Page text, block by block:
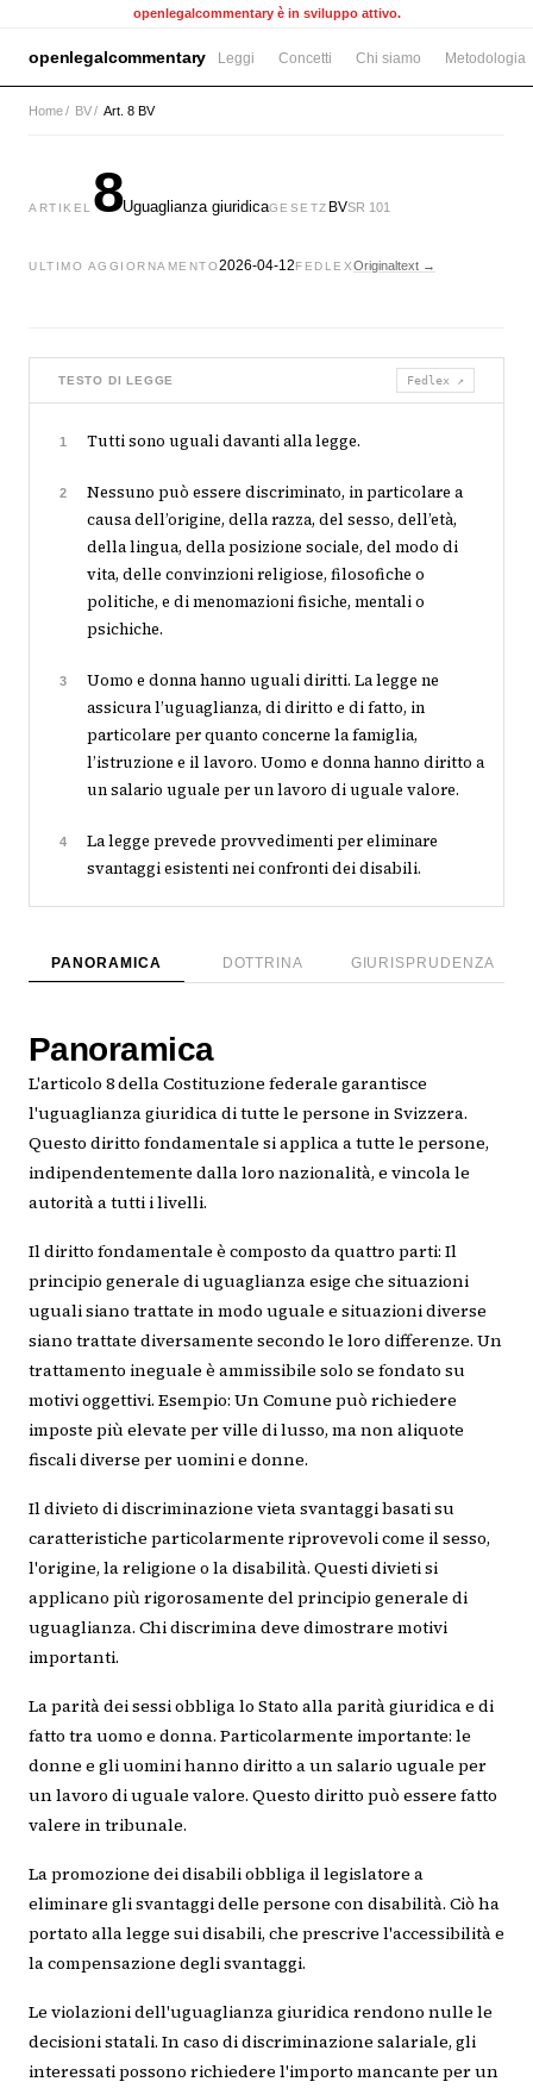
openlegalcommentary è in sviluppo attivo.
openlegalcommentary Leggi Concetti Chi siamo Metodologia
Home/ BV/ Art. 8 BV
ARTIKEL 8Uguaglianza giuridicaGESETZ BVSR 101
ULTIMO AGGIORNAMENTO2026-04-12FEDLEXOriginaltext →
TESTO DI LEGGE Fedlex ↗
1 Tutti sono uguali davanti alla legge.
2
Nessuno può essere discriminato, in particolare a
causa dell’origine, della razza, del sesso, dell’età,
della lingua, della posizione sociale, del modo di
vita, delle convinzioni religiose, filosofiche o
politiche, e di menomazioni fisiche, mentali o
psichiche.
3
Uomo e donna hanno uguali diritti. La legge ne
assicura l’uguaglianza, di diritto e di fatto, in
particolare per quanto concerne la famiglia,
l’istruzione e il lavoro. Uomo e donna hanno diritto a
un salario uguale per un lavoro di uguale valore.
4
La legge prevede provvedimenti per eliminare
svantaggi esistenti nei confronti dei disabili.
PANORAMICA DOTTRINA GIURISPRUDENZA
Panoramica
L'articolo 8 della Costituzione federale garantisce
l'uguaglianza giuridica di tutte le persone in Svizzera.
Questo diritto fondamentale si applica a tutte le persone,
indipendentemente dalla loro nazionalità, e vincola le
autorità a tutti i livelli.
Il diritto fondamentale è composto da quattro parti: Il
principio generale di uguaglianza esige che situazioni
uguali siano trattate in modo uguale e situazioni diverse
siano trattate diversamente secondo le loro differenze. Un
trattamento ineguale è ammissibile solo se fondato su
motivi oggettivi. Esempio: Un Comune può richiedere
imposte più elevate per ville di lusso, ma non aliquote
fiscali diverse per uomini e donne.
Il divieto di discriminazione vieta svantaggi basati su
caratteristiche particolarmente riprovevoli come il sesso,
l'origine, la religione o la disabilità. Questi divieti si
applicano più rigorosamente del principio generale di
uguaglianza. Chi discrimina deve dimostrare motivi
importanti.
La parità dei sessi obbliga lo Stato alla parità giuridica e di
fatto tra uomo e donna. Particolarmente importante: le
donne e gli uomini hanno diritto a un salario uguale per
un lavoro di uguale valore. Questo diritto può essere fatto
valere in tribunale.
La promozione dei disabili obbliga il legislatore a
eliminare gli svantaggi delle persone con disabilità. Ciò ha
portato alla legge sui disabili, che prescrive l'accessibilità e
la compensazione degli svantaggi.
Le violazioni dell'uguaglianza giuridica rendono nulle le
decisioni statali. In caso di discriminazione salariale, gli
interessati possono richiedere l'importo mancante per un